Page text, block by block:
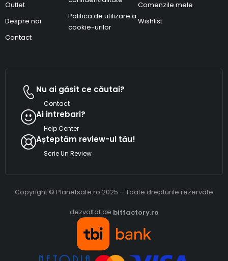
Outlet
Despre noi
Contact
Politica de utilizare a
cookie-urilor
Comenzile mele
Wishlist
Nu ai găsit ce căutai?
Contact
Ai intrebari?
Help Center
Așteptăm review-ul tău!
Scrie Un Review
Copyright © Planetsafe.ro 2025 – Toate drepturile rezervate
dezvoltat de bitfactory.ro